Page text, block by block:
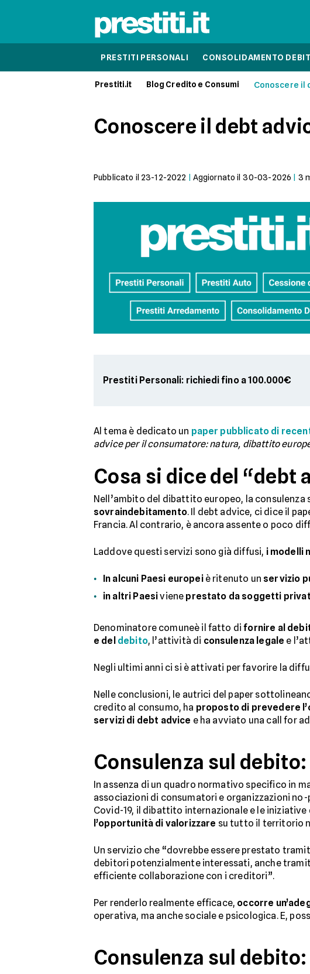
PRESTITI PERSONALI CONSOLIDAMENTO
Prestiti.it Blog Credito e Consumi Conoscere il
Conoscere il debt
Pubblicato il 23-12-2022 Aggiornato il 30-03-2026 3
Prestiti Personali: richiedi fino a 100.000€
Al tema è dedicato un paper pubblicato di
advice per il consumatore: natura, dibattito
Cosa si dice del “debt
Nell’ambito del dibattito europeo, la consulenza
sovraindebitamento. Il debt advice, ci dice il
Francia. Al contrario, è ancora assente o poco
Laddove questi servizi sono già diffusi, i modelli
In alcuni Paesi europeiè ritenuto un servizio
in altri Paesiviene prestato da soggetti
Denominatore comuneè il fatto difornire al
e del debito, l’attività di consulenza legale e
Negli ultimi anni ci si è attivati per favorire la
Nelle conclusioni, le autrici del paper
credito al consumo, ha proposto di prevedere
servizi di debt advice e ha avviato una call for
Consulenza sul debito:
In assenza di un quadro normativo specifico in
associazioni di consumatori e organizzazioni no-
Covid-19, il dibattito internazionale e le
l’opportunità di valorizzare su tutto il territorio
Un servizio che “dovrebbe essere prestato
debitori potenzialmente interessati, anche
efficiente collaborazione con i creditori”.
Per renderlo realmente efficace, occorre
operativa, ma anche sociale e psicologica. E,
Consulenza sul